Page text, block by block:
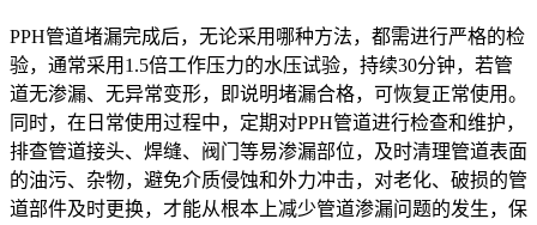
PPH管道堵漏完成后，无论采用哪种方法，都需进行严格的检
验，通常采用1.5倍工作压力的水压试验，持续30分钟，若管
道无渗漏、无异常变形，即说明堵漏合格，可恢复正常使用。
同时，在日常使用过程中，定期对PPH管道进行检查和维护，
排查管道接头、焊缝、阀门等易渗漏部位，及时清理管道表面
的油污、杂物，避免介质侵蚀和外力冲击，对老化、破损的管
道部件及时更换，才能从根本上减少管道渗漏问题的发生，保